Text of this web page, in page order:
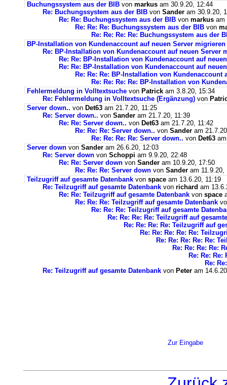
Buchungssystem aus der BIB von markus am 30.9.20, 12:44
Re: Buchungssystem aus der BIB von Sander am 30.9.20,
Re: Re: Buchungssystem aus der BIB von markus am
Re: Re: Re: Buchungssystem aus der BIB von
Re: Re: Re: Re: Buchungssystem aus der
BP-Installation von Kundenaccount auf neuen Server migrieren
Re: BP-Installation von Kundenaccount auf neuen Server
Re: Re: BP-Installation von Kundenaccount auf
Re: Re: BP-Installation von Kundenaccount auf
Re: Re: Re: BP-Installation von Kundenaccount
Re: Re: Re: Re: BP-Installation von
Fehlermeldung in Volltextsuche von Patrick am 3.8.20, 15:34
Re: Fehlermeldung in Volltextsuche (Ergänzung) von
Server down.. von Det63 am 21.7.20, 11:25
Re: Server down.. von Sander am 21.7.20, 11:39
Re: Re: Server down.. von Det63 am 21.7.20, 11:42
Re: Re: Re: Server down.. von Sander am
Re: Re: Re: Re: Server down.. von Det63
Server down von Sander am 26.6.20, 12:03
Re: Server down von Schoppi am 9.9.20, 22:48
Re: Re: Server down von Sander am 10.9.20, 17:50
Re: Re: Re: Server down von Sander am 11.9.20,
Teilzugriff auf gesamte Datenbank von space am 13.6.20, 11:19
Re: Teilzugriff auf gesamte Datenbank von richard am
Re: Re: Teilzugriff auf gesamte Datenbank von space
Re: Re: Re: Teilzugriff auf gesamte Datenbank
Re: Re: Re: Teilzugriff auf gesamte
Re: Re: Re: Re: Teilzugriff auf
Re: Re: Re: Re: Teilzugriff auf
Re: Re: Re: Re: Re:
Re: Re: Re: Re: Re:
Re: Re: Re: Re:
Re: Re: Re:
Re:
Re: Teilzugriff auf gesamte Datenbank von Peter am
Zur Eingabe